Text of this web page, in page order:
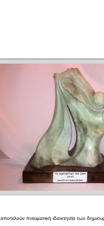
αποτελούν πνευματική ιδιοκτησία των